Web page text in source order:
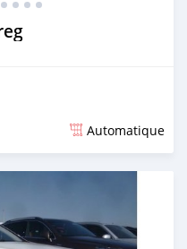
Automatique